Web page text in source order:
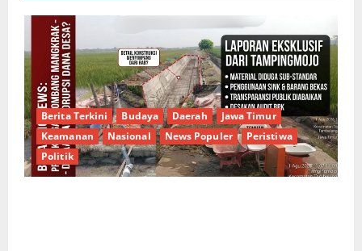
Berita Terkini Budaya Daerah
Jawa Timur
Keamanan
Nasional News Populer
Peristiwa
Politik